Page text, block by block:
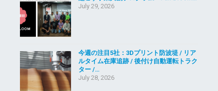
July 29, 2026
今週の注目5社：3Dプリント防波堤 / リア
ルタイム在庫追跡 / 後付け自動運転トラク
ター /…
July 28, 2026